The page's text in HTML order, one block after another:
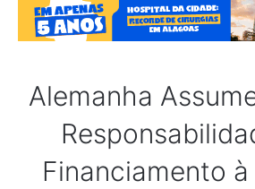
Alemanha
Financiamento